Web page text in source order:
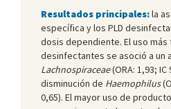
Resultados principales:la
específica y los PLD
dosis dependiente. El uso
desinfectantes se asoció a un
Lachnospiraceae(ORA: 1,93; IC
disminución de Haemophilus
0,65). El mayor uso de